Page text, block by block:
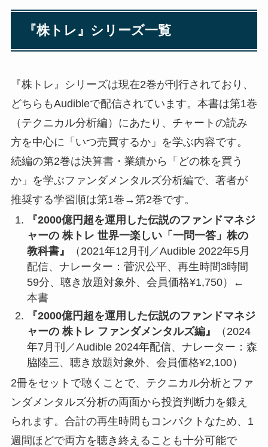
『株トレ』シリーズ一覧
『株トレ』シリーズは現在2巻が刊行されており、
どちらもAudibleで配信されています。本書は第1巻
（テクニカル分析編）にあたり、チャートの読み
方を中心に「いつ売買するか」を学ぶ内容です。
続編の第2巻は決算書・業績から「どの株を買う
か」を学ぶファンダメンタルズ分析編で、著者が
推奨する学習順は第1巻→第2巻です。
『2000億円超を運用した伝説のファンドマネジ
ャーの 株トレ 世界一楽しい「一問一答」株の
教科書』
（2021年12月刊／Audible 2022年5月
配信、ナレーター：菅沢公平、再生時間3時間
59分、聴き放題対象外、会員価格¥1,750）←
本書
『2000億円超を運用した伝説のファンドマネジ
ャーの 株トレ ファンダメンタルズ編』
（2024
年7月刊／Audible 2024年配信、ナレーター：森
脇陸三、聴き放題対象外、会員価格¥2,100）
2冊をセットで聴くことで、テクニカル分析とファ
ンダメンタルズ分析の両面から投資判断力を鍛え
られます。合計の再生時間もコンパクトなため、1
週間ほどで両方を聴き終えることも十分可能で